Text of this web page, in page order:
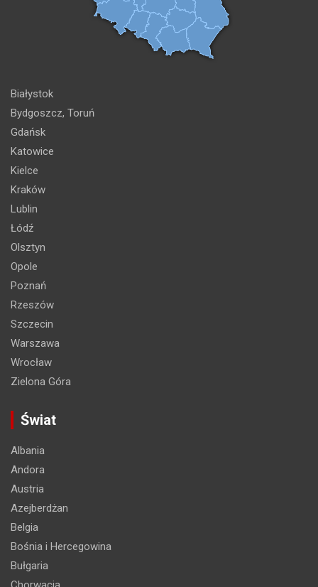
Białystok
Bydgoszcz, Toruń
Gdańsk
Katowice
Kielce
Kraków
Lublin
Łódź
Olsztyn
Opole
Poznań
Rzeszów
Szczecin
Warszawa
Wrocław
Zielona Góra
Świat
Albania
Andora
Austria
Azejberdżan
Belgia
Bośnia i Hercegowina
Bułgaria